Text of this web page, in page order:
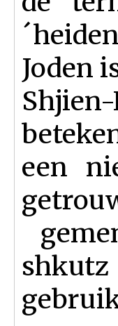
Joden
een